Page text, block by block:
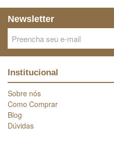
Newsletter
Institucional
Sobre nós
Como Comprar
Blog
Dúvidas